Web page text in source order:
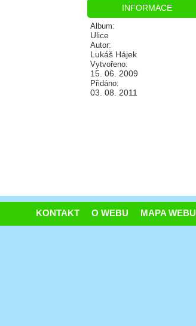
INFORMACE
Album:
Ulice
Autor:
Lukáš Hájek
Vytvořeno:
15. 06. 2009
Přidáno:
03. 08. 2011
MAPA WEBU
O WEBU
KONTAKT